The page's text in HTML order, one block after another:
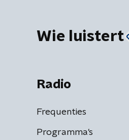
Wie luistert
Radio
Frequenties
Programma's